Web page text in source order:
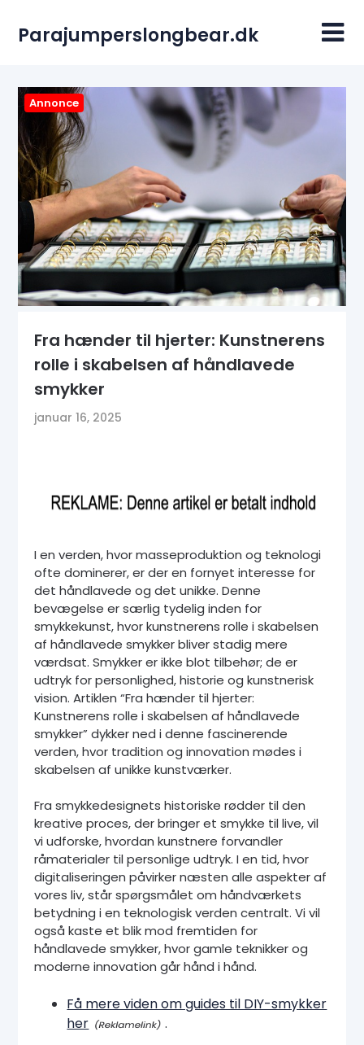
content
Parajumperslongbear.dk
Annonce
Fra hænder til hjerter: Kunstnerens
rolle i skabelsen af håndlavede
smykker
januar 16, 2025
I en verden, hvor masseproduktion og teknologi
ofte dominerer, er der en fornyet interesse for
det håndlavede og det unikke. Denne
bevægelse er særlig tydelig inden for
smykkekunst, hvor kunstnerens rolle i skabelsen
af håndlavede smykker bliver stadig mere
værdsat. Smykker er ikke blot tilbehør; de er
udtryk for personlighed, historie og kunstnerisk
vision. Artiklen “Fra hænder til hjerter:
Kunstnerens rolle i skabelsen af håndlavede
smykker” dykker ned i denne fascinerende
verden, hvor tradition og innovation mødes i
skabelsen af unikke kunstværker.
Fra smykkedesignets historiske rødder til den
kreative proces, der bringer et smykke til live, vil
vi udforske, hvordan kunstnere forvandler
råmaterialer til personlige udtryk. I en tid, hvor
digitaliseringen påvirker næsten alle aspekter af
vores liv, står spørgsmålet om håndværkets
betydning i en teknologisk verden centralt. Vi vil
også kaste et blik mod fremtiden for
håndlavede smykker, hvor gamle teknikker og
moderne innovation går hånd i hånd.
Få mere viden om guides til DIY-smykker
her
.